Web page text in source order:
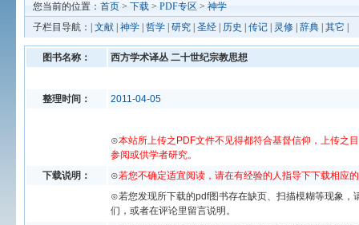
您当前的位置： 首页 > 下载 > PDF专区 > 神学
子栏目导航：| 文献 神学 哲学 研究 圣经 历史 传记 灵修 辞典 其它
图书名称： 西方学术译丛 二十世纪宗教思想
整理时间： 2011-04-05
⊙本站所上传之PDF文件不见得都符合基督信仰，上传之
参阅或供学者研究。
下载说明：
⊙若您不确定适宜阅读，请在有经验的人指导下下载相应
⊙若您发现所下载的pdf图书存在缺页、扫描模糊等现象，
们，或者在评论里留言说明。